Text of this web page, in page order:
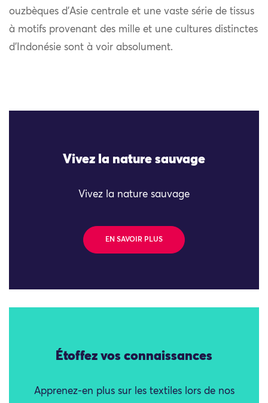
ouzbèques d’Asie centrale et une vaste série de tissus
à motifs provenant des mille et une cultures distinctes
d’Indonésie sont à voir absolument.
Vivez la nature sauvage
Vivez la nature sauvage
EN SAVOIR PLUS
Étoffez vos connaissances
Apprenez-en plus sur les textiles lors de nos